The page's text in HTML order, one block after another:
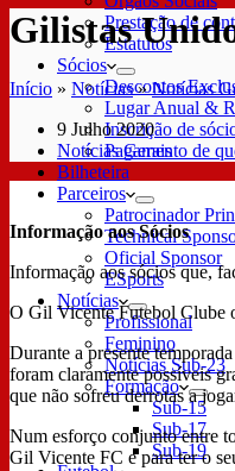
Prestação de
Estatutos
Sócios
Descontos
Lugar Anual &
Inscrição de
Pagamento de
Bilheteira
Parceiros
Patrocinador
Technical
Oficial Sponsor
ESports
Notícias
Profissional
Feminino
Notícias Sub-23
Formação
Sub-15
Sub-17
Sub-19
Gilistas
Início » Notícias»Notícias
9 Julho 2020
Notícias Gerais
Informação aos Sócios
Informação aos sócios que,
O Gil Vicente Futebol Clube
Durante a presente
foram claramente possíveis
que não sofreu derrotas a
Num esforço conjunto entre
Gil Vicente FC e para ter o